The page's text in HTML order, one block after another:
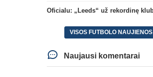
VISOS FUTBOLO NAUJIENOS
Naujausi komentarai